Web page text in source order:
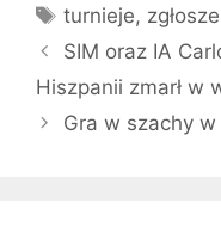
Tagi
turnieje,
SIM oraz IA
Hiszpanii zmarł w
Gra w szachy